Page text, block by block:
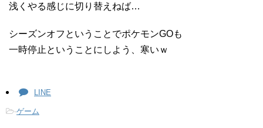
浅くやる感じに切り替えねば…
シーズンオフということでポケモンGOも
一時停止ということにしよう、寒いｗ
LINE
-ゲーム